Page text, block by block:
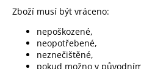
Zboží musí být vráceno:
nepoškozené,
neopotřebené,
neznečištěné,
pokud možno v